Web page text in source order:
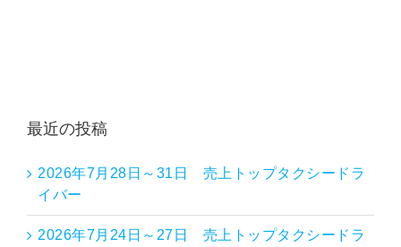
最近の投稿
2026年7月28日～31日 売上トップタクシードラ
イバー
2026年7月24日～27日 売上トップタクシードラ